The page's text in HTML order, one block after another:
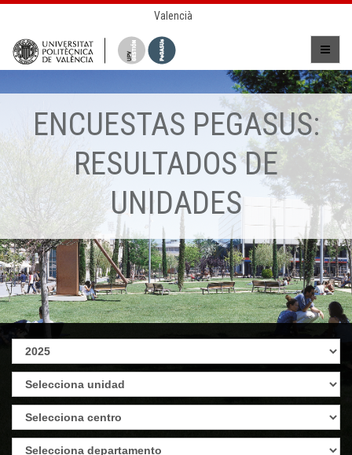
Valencià
ENCUESTAS PEGASUS:
RESULTADOS DE
UNIDADES